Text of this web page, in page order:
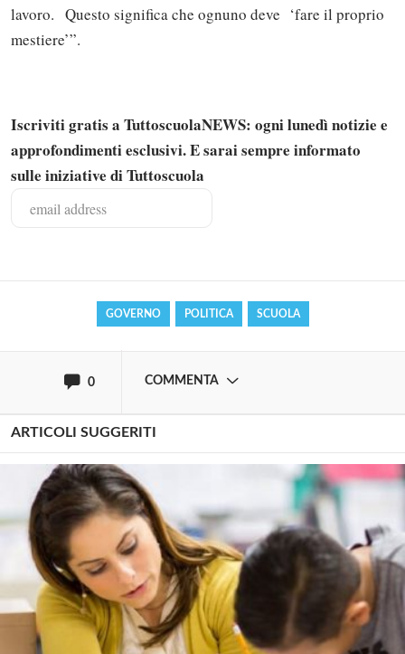
lavoro. Questo significa che ognuno deve ‘fare il proprio
mestiere’”.
Iscriviti gratis a TuttoscuolaNEWS: ogni lunedì notizie e
approfondimenti esclusivi. E sarai sempre informato
sulle iniziative di Tuttoscuola
GOVERNO POLITICA SCUOLA
0 COMMENTA
Solo gli utenti registrati possono
commentare!
ARTICOLI SUGGERITI